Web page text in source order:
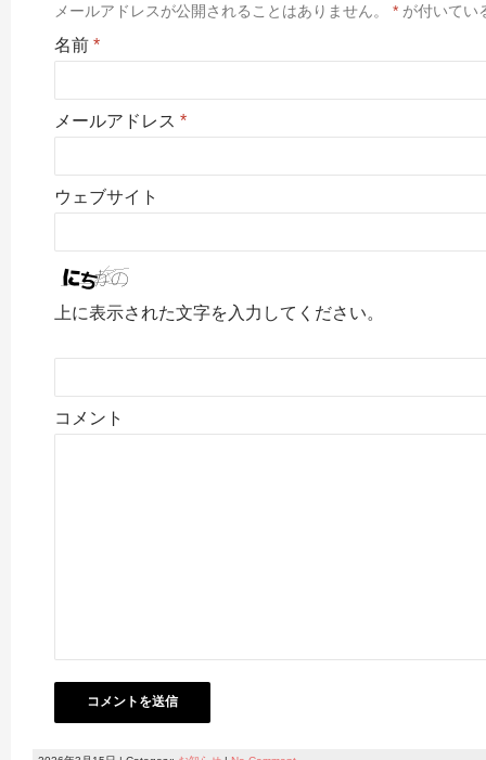
メールアドレスが公開されることはありません。 * が付いてい
名前 *
メールアドレス *
ウェブサイト
上に表示された文字を入力してください。
コメント